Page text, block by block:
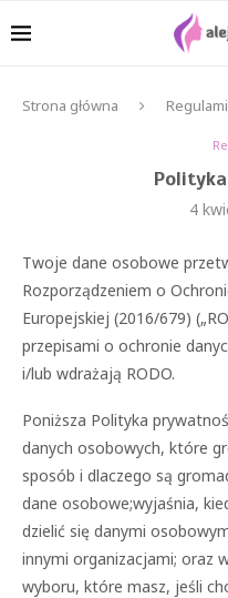
Strona główna
4
Twoje dane osobowe
Rozporządzeniem o
Europejskiej (2016/679)
przepisami o ochronie
i/lub wdrażają RODO.
Poniższa Polityka
danych osobowych, które
sposób i dlaczego są
dane osobowe;wyjaśnia,
dzielić się danymi
innymi organizacjami; oraz
wyboru, które masz, jeśli